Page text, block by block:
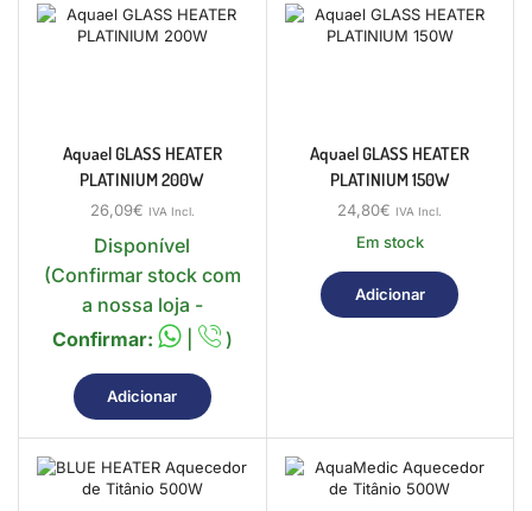
Aquael GLASS HEATER
PLATINIUM 200W
26,09€ IVA Incl.
Disponível
(Confirmar stock com
a nossa loja -
Confirmar:
| )
Adicionar
Aquael GLASS HEATER
PLATINIUM 150W
24,80€ IVA Incl.
Em stock
Adicionar